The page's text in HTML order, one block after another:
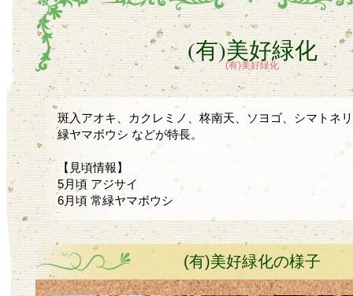
(有)美好緑化
(有)美好緑化
斑入アオキ、カクレミノ、柊南天、ソヨゴ、シマトネ
緑ヤマボウシ などが特長。
【見頃情報】
5月頃 アジサイ
6月頃 常緑ヤマボウシ
(有)美好緑化の様子